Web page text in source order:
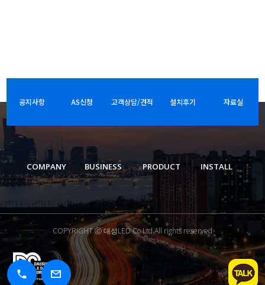
공지사항 AS신청 고객상담/견적 설치후기 자료실
COMPANY BUSINESS PRODUCT INSTALL
COPYRIGHT ⓒ 대성LED Co.Ltd.All rights reserved